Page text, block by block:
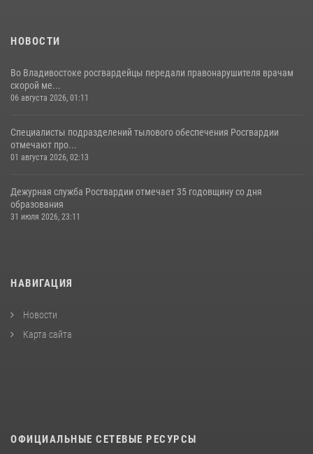
НОВОСТИ
Во Владивостоке росгвардейцы передали правонарушителя врачам
скорой ме...
06 августа 2026, 01:11
Специалисты подразделений тылового обеспечения Росгвардии
отмечают про...
01 августа 2026, 02:13
Дежурная служба Росгвардии отмечает 35 годовщину со дня
образования
31 июля 2026, 23:11
НАВИГАЦИЯ
Новости
Карта сайта
ОФИЦИАЛЬНЫЕ СЕТЕВЫЕ РЕСУРСЫ